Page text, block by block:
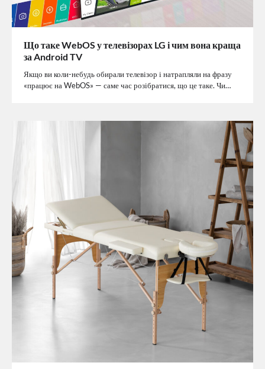
Що таке WebOS у телевізорах LG і чим вона краща
за Android TV
Якщо ви коли-небудь обирали телевізор і натрапляли на фразу
«працює на WebOS» — саме час розібратися, що це таке. Чи…